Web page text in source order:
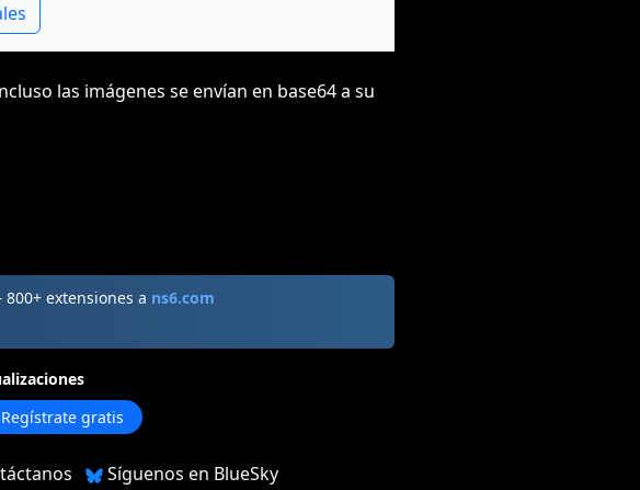
las imágenes se envían en base64 a su
extensiones a ns6.com
Regístrate gratis
Síguenos en BlueSky